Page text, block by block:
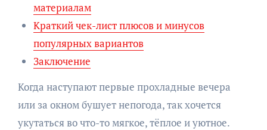
материалам
Краткий чек-лист плюсов и минусов
популярных вариантов
Заключение
Когда наступают первые прохладные вечера
или за окном бушует непогода, так хочется
укутаться во что-то мягкое, тёплое и уютное.